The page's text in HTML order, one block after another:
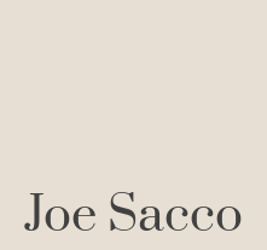
Joe Sacco